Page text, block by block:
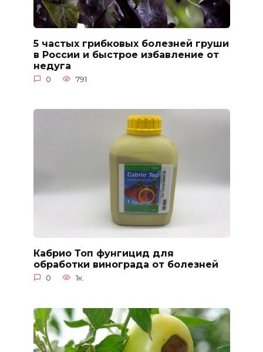
5 частых грибковых болезней груши
в России и быстрое избавление от
недуга
0 791
Кабрио Топ фунгицид для
обработки винограда от болезней
0 1к.